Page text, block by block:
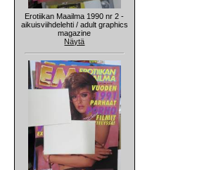
Erotiikan Maailma 1990 nr 2 -
aikuisviihdelehti / adult graphics
magazine
Näytä